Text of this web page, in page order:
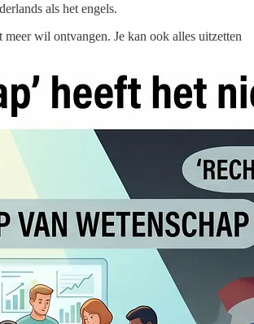
als het engels.
wil ontvangen. Je kan ook alles uitzetten